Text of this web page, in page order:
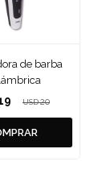
de barba
USD 20